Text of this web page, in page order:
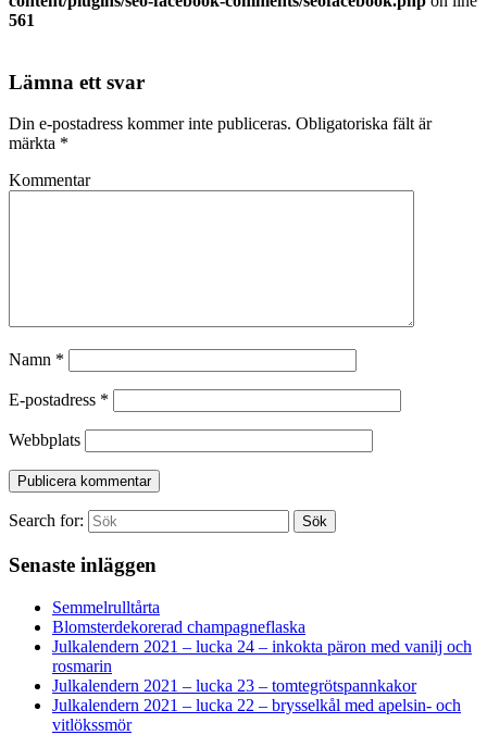
561
Lämna ett svar
Din e-postadress kommer inte publiceras. Obligatoriska fält är
märkta *
Kommentar
Namn *
E-postadress *
Webbplats
Search for: Sök
Senaste inläggen
Semmelrulltårta
Blomsterdekorerad champagneflaska
Julkalendern 2021 – lucka 24 – inkokta päron med vanilj och
rosmarin
Julkalendern 2021 – lucka 23 – tomtegrötspannkakor
Julkalendern 2021 – lucka 22 – brysselkål med apelsin- och
vitlökssmör